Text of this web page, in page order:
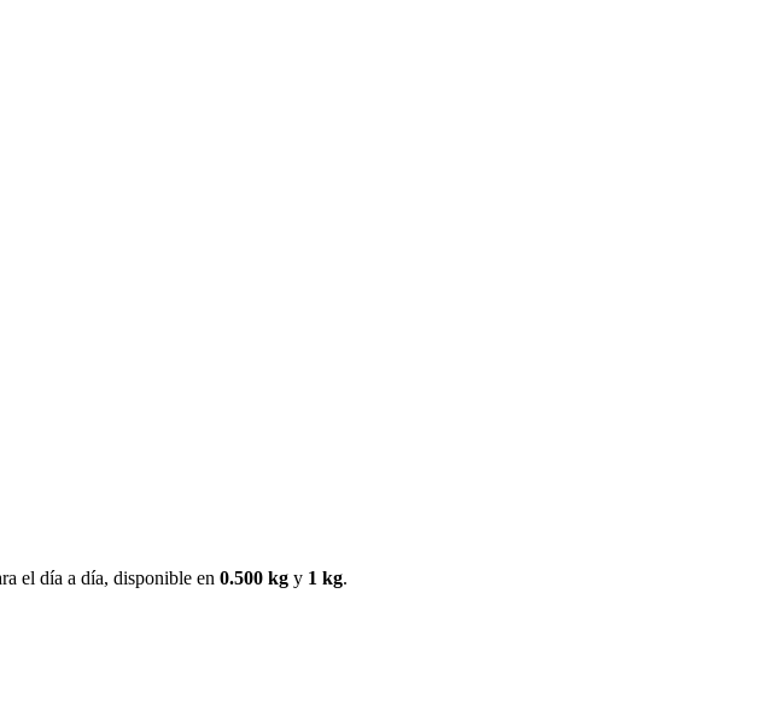
el día a día, disponible en 0.500 kg y 1 kg.